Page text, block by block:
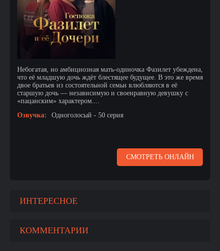
Небогатая, но амбициозная мать-одиночка Фазилет убеждена,
что её младшую дочь ждёт блестящее будущее. В это же время
двое братьев из состоятельной семьи влюбляются в её
старшую дочь — независимую и своенравную девушку с
«пацанским» характером....
Озвучка:
Одноголосый - 50 серия
СМОТРЕТЬ ОНЛАЙН
ИНТЕРЕСНОЕ
КОММЕНТАРИИ